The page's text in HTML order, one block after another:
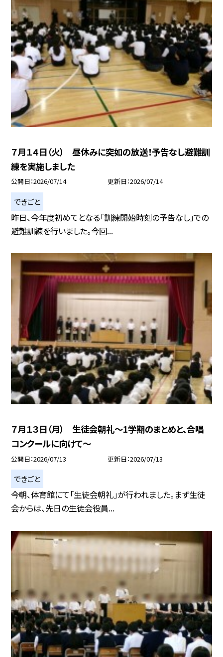
７月１４日（火） 昼休みに突如の放送！予告なし避難訓
練を実施しました
公開日 2026/07/14 更新日 2026/07/14
できごと
昨日、今年度初めてとなる「訓練開始時刻の予告なし」での
避難訓練を行いました。今回...
７月１３日（月） 生徒会朝礼〜1学期のまとめと、合唱
コンクールに向けて〜
公開日 2026/07/13 更新日 2026/07/13
できごと
今朝、体育館にて「生徒会朝礼」が行われました。まず生徒
会からは、先日の生徒会役員...